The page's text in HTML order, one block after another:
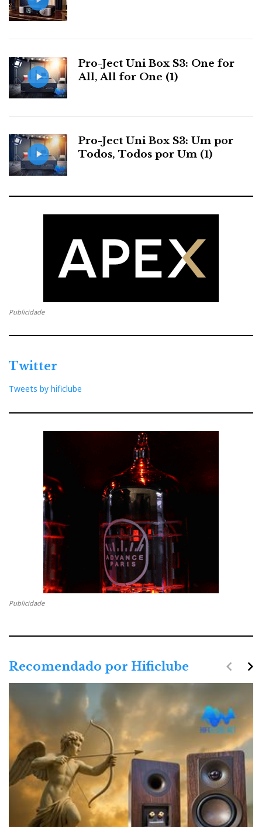
Pro-Ject Uni Box S3: One for
All, All for One (1)
Pro-Ject Uni Box S3: Um por
Todos, Todos por Um (1)
Publicidade
Twitter
Tweets by hificlube
Publicidade
Recomendado por Hificlube navigate_next
navigate_before